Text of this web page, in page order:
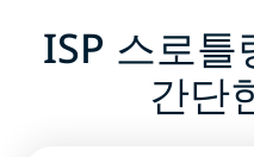
ISP 스로틀
간단